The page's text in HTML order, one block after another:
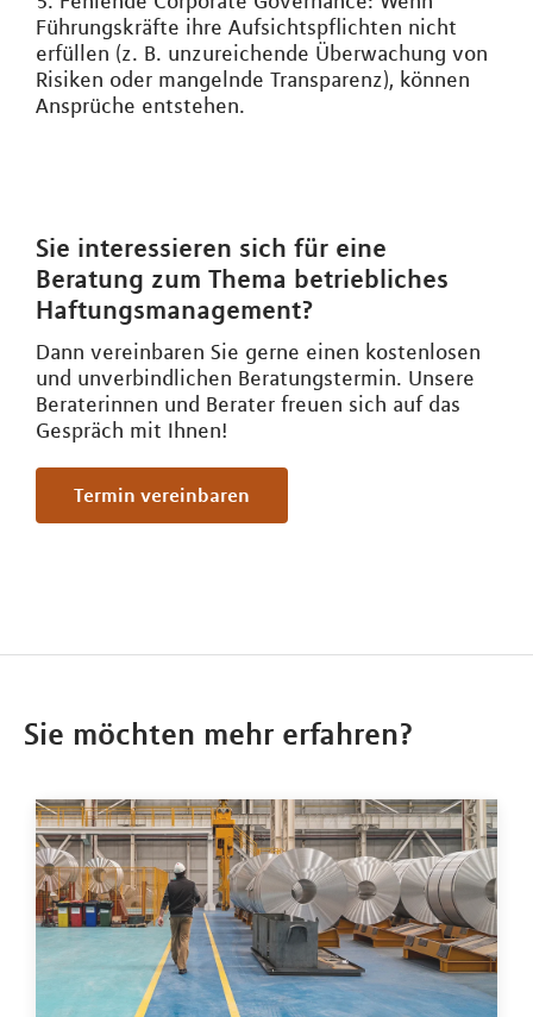
Führungskräfte ihre Aufsichtspflichten nicht
erfüllen (z. B. unzureichende Überwachung von
Risiken oder mangelnde Transparenz), können
Ansprüche entstehen.
Sie interessieren sich für eine
Beratung zum Thema betriebliches
Haftungsmanagement?
Dann vereinbaren Sie gerne einen kostenlosen
und unverbindlichen Beratungstermin. Unsere
Beraterinnen und Berater freuen sich auf das
Gespräch mit Ihnen!
Termin vereinbaren
Sie möchten mehr erfahren?